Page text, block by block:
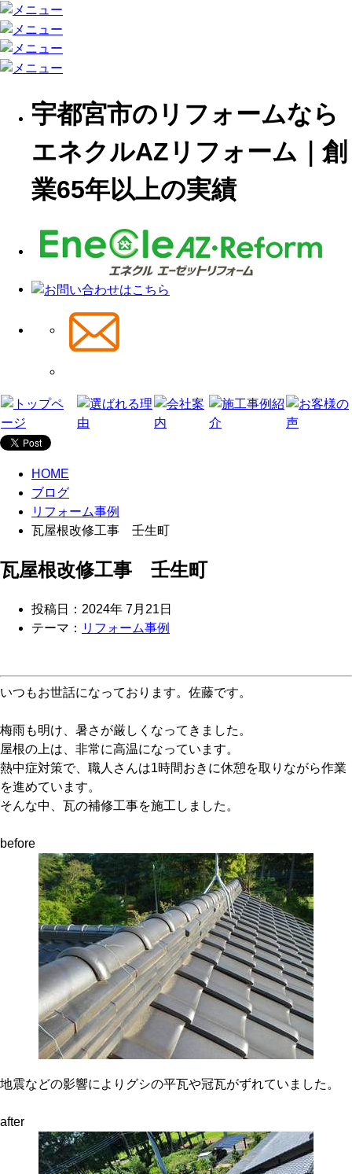
宇都宮市のリフォームなら
エネクルAZリフォーム｜創
業65年以上の実績
HOME
ブログ
リフォーム事例
瓦屋根改修工事 壬生町
瓦屋根改修工事 壬生町
投稿日：2024年 7月21日
テーマ： リフォーム事例
いつもお世話になっております。佐藤です。
梅雨も明け、暑さが厳しくなってきました。
屋根の上は、非常に高温になっています。
熱中症対策で、職人さんは1時間おきに休憩を取りながら作業
を進めています。
そんな中、瓦の補修工事を施工しました。
before
地震などの影響によりグシの平瓦や冠瓦がずれていました。
after